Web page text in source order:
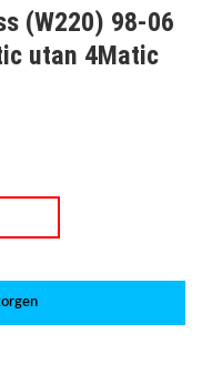
(W220) 98-06
utan 4Matic